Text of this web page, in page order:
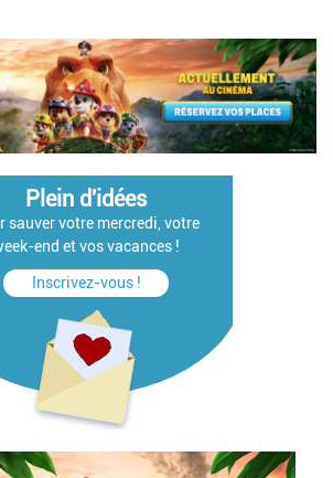
Plein d'idées
sauver votre mercredi, votre
end et vos vacances !
Inscrivez-vous !